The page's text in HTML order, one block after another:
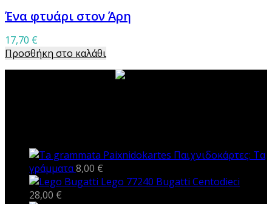
Ένα φτυάρι στον Άρη
17,70 €
Προσθήκη στο καλάθι
Παιχνιδοκάρτες: Τα
γράμματα8,00 €
Lego 77240 Bugatti Centodieci
28,00 €